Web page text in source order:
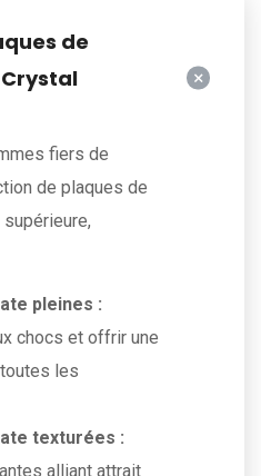
de
fiers de
de plaques de
pleines :
chocs et offrir une
les
texturées :
alliant attrait